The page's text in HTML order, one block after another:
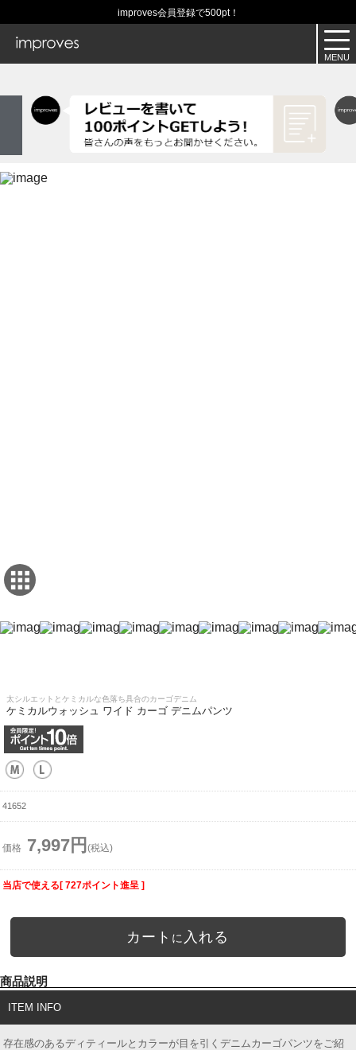
improves会員登録で500pt！
太シルエットとケミカルな色落ち具合のカーゴデニム
ケミカルウォッシュ ワイド カーゴ デニムパンツ
41652
価格 7,997円 (税込)
当店で使える[ 727ポイント進呈 ]
カート に 入れる
商品説明
ITEM INFO
存在感のあるディティールとカラーが目を引くデニムカーゴパンツをご紹